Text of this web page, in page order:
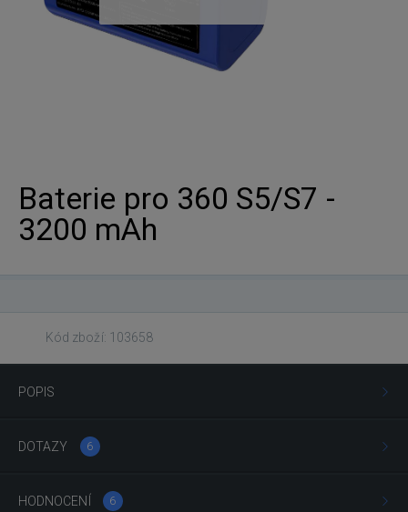
Baterie pro 360 S5/S7 -
3200 mAh
Kód zboží: 103658
POPIS
DOTAZY 6
HODNOCENÍ 6